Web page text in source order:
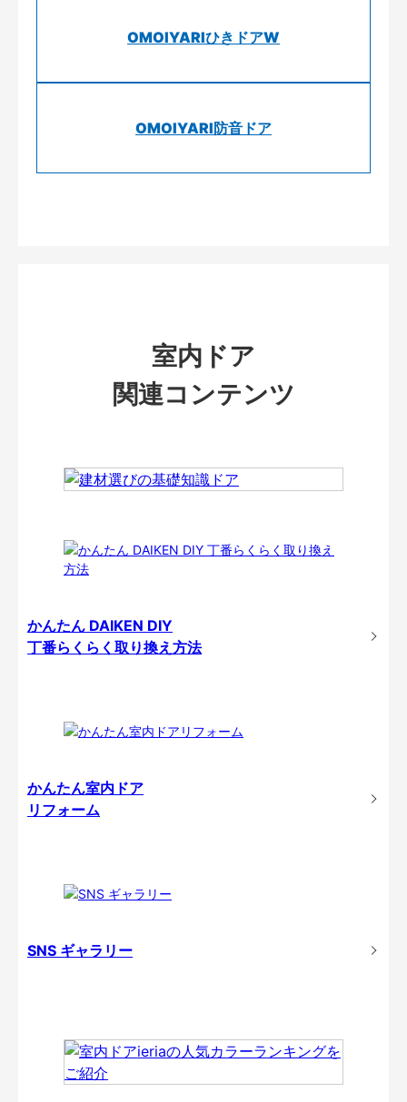
OMOIYARIひきドアW
OMOIYARI防音ドア
室内ドア
関連コンテンツ
かんたん DAIKEN DIY
丁番らくらく取り換え方法
かんたん室内ドア
リフォーム
SNS ギャラリー